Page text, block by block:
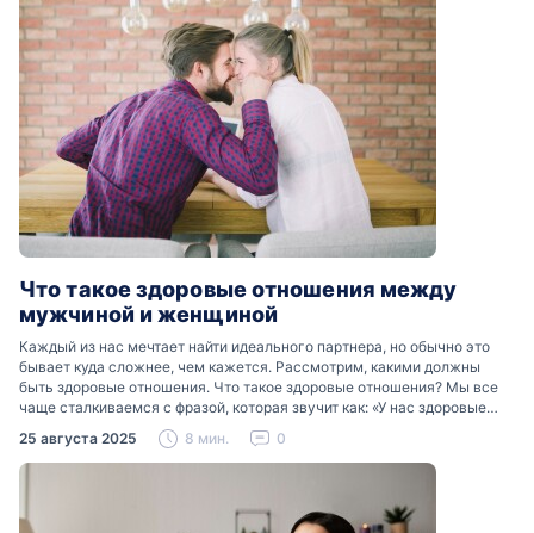
Что такое здоровые отношения между
мужчиной и женщиной
Каждый из нас мечтает найти идеального партнера, но обычно это
бывает куда сложнее, чем кажется. Рассмотрим, какими должны
быть здоровые отношения. Что такое здоровые отношения? Мы все
чаще сталкиваемся с фразой, которая звучит как: «У нас здоровые
отношения». Что именно подразумевается…
25 августа 2025 8 мин. 0